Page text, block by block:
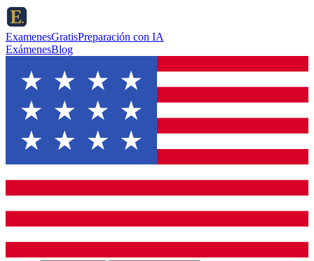
ExamenesGratisPreparación con IA
ExámenesBlog